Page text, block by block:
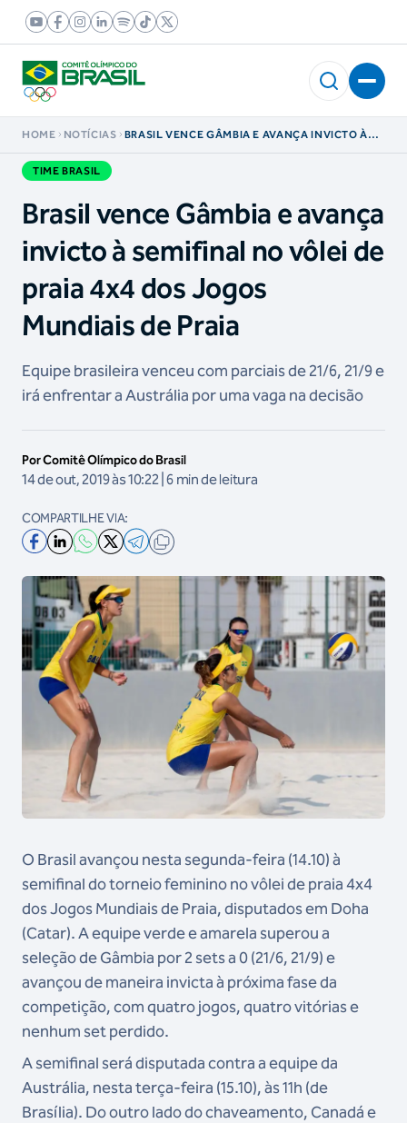
HOME NOTÍCIAS
BRASIL VENCE GÂMBIA E AVANÇA INVICTO À
TIME BRASIL
Brasil vence Gâmbia e avança
invicto à semifinal no vôlei de
praia 4x4 dos Jogos
Mundiais de Praia
Equipe brasileira venceu com parciais de 21/6, 21/9 e
irá enfrentar a Austrália por uma vaga na decisão
Por Comitê Olímpico do Brasil
14 de out, 2019 às 10:22 | 6 min de leitura
COMPARTILHE VIA:
O Brasil avançou nesta segunda-feira (14.10) à
semifinal do torneio feminino no vôlei de praia 4x4
dos Jogos Mundiais de Praia, disputados em Doha
(Catar). A equipe verde e amarela superou a
seleção de Gâmbia por 2 sets a 0 (21/6, 21/9) e
avançou de maneira invicta à próxima fase da
competição, com quatro jogos, quatro vitórias e
nenhum set perdido.
A semifinal será disputada contra a equipe da
Austrália, nesta terça-feira (15.10), às 11h (de
Brasília). Do outro lado do chaveamento, Canadá e